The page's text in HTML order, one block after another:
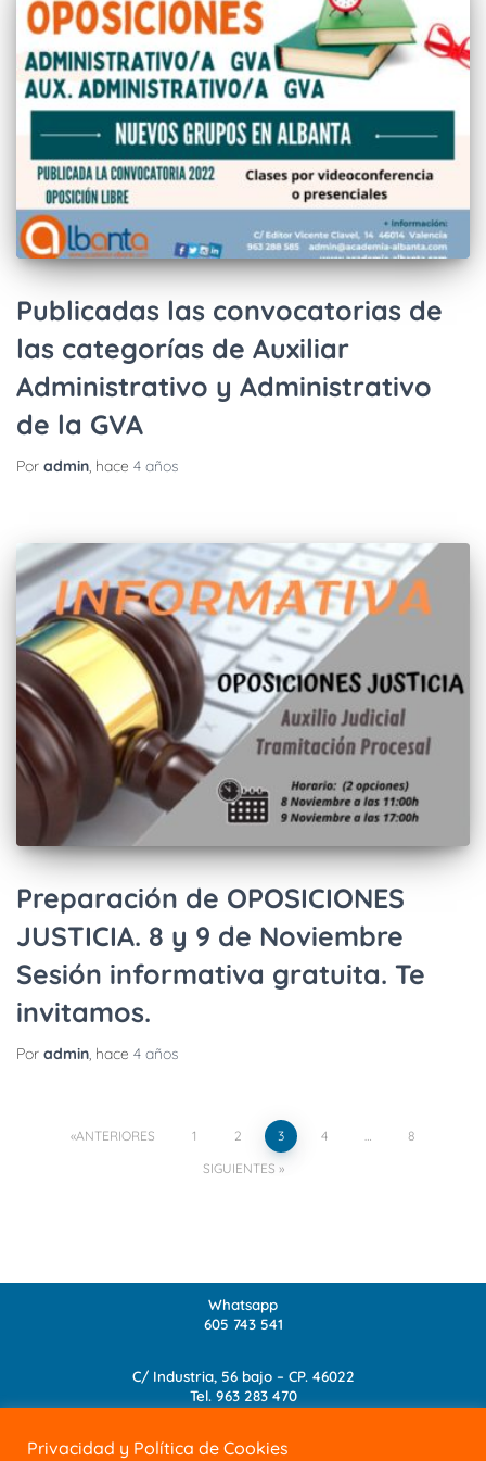
Publicadas las convocatorias de
las categorías de Auxiliar
Administrativo y Administrativo
de la GVA
Por admin, hace 4 años
Preparación de OPOSICIONES
JUSTICIA. 8 y 9 de Noviembre
Sesión informativa gratuita. Te
invitamos.
Por admin, hace 4 años
ANTERIORES 1 2 3 4
8
SIGUIENTES
Whatsapp
605 743 541
C/ Industria, 56 bajo – CP. 46022
Tel. 963 283 470
Privacidad y Política de Cookies